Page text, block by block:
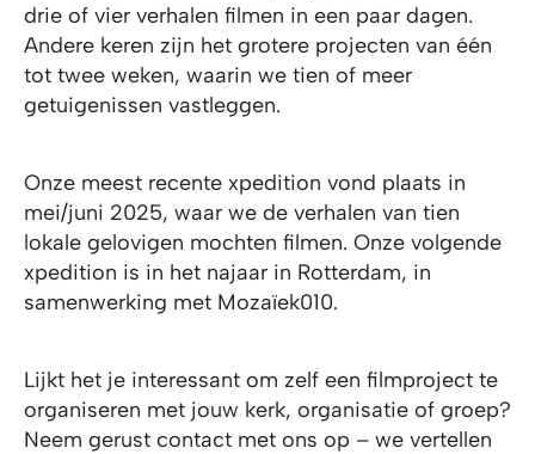
drie of vier verhalen filmen in een paar dagen.
Andere keren zijn het grotere projecten van één
tot twee weken, waarin we tien of meer
getuigenissen vastleggen.
Onze meest recente xpedition vond plaats in
mei/juni 2025, waar we de verhalen van tien
lokale gelovigen mochten filmen. Onze volgende
xpedition is in het najaar in Rotterdam, in
samenwerking met Mozaïek010.
Lijkt het je interessant om zelf een filmproject te
organiseren met jouw kerk, organisatie of groep?
Neem gerust contact met ons op – we vertellen